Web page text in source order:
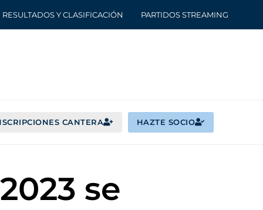
RESULTADOS Y CLASIFICACIÓN PARTIDOS STREAMING
CANTERA HAZTE SOCIO
se